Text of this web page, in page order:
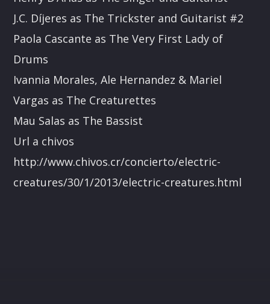
J.C. Díjeres as The Trickster and Guitarist #2
Paola Cascante as The Very First Lady of
Drums
Ivannia Morales, Ale Hernandez & Mariel
Vargas as The Creaturettes
Mau Salas as The Bassist
Url a chivos
http://www.chivos.cr/concierto/electric-
creatures/30/1/2013/electric-creatures.html